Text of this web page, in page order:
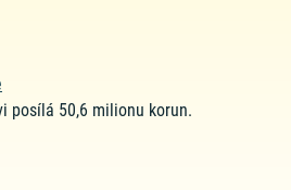
posílá 50,6 milionu korun.